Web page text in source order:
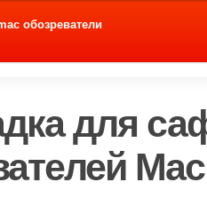
обозреватели
для
Mac